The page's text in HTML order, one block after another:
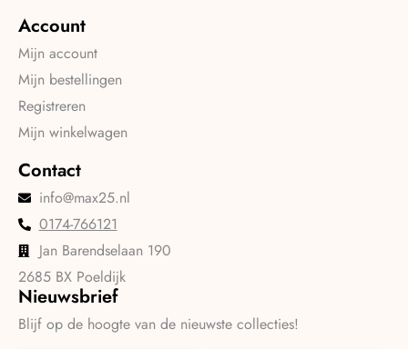
Account
Mijn account
Mijn bestellingen
Registreren
Mijn winkelwagen
Contact
info@max25.nl
0174-766121
Jan Barendselaan 190
2685 BX Poeldijk
Nieuwsbrief
Blijf op de hoogte van de nieuwste collecties!